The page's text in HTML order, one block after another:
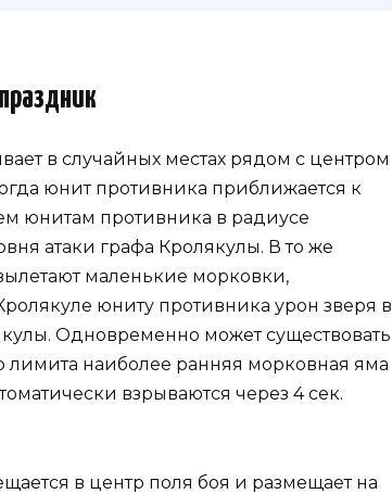
в случайных местах рядом с центром
юнит противника приближается к
юнитам противника в радиусе
атаки графа Кролякулы. В то же
маленькие морковки,
юниту противника урон зверя в
Одновременно может существовать
наиболее ранняя морковная яма
взрываются через 4 сек.
в центр поля боя и размещает на